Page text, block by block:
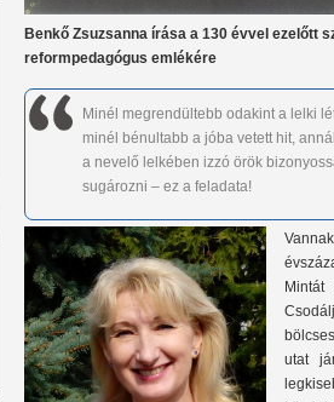
Benkő Zsuzsanna írása a 130 évvel ezelőtt
reformpedagógus emlékére
Minél megrendültebb odakint a lelki
minél bénultabb a jóba vetett hit,
a nevelő lelkében izzó örök
sugározni – ez a feladata!
Mintát
utat